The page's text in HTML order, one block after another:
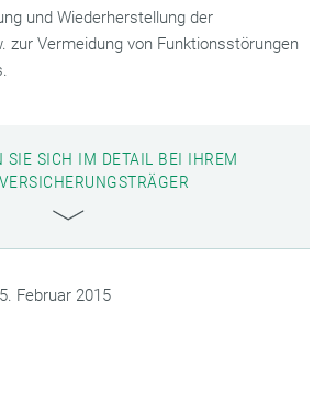
und Wiederherstellung der
zur Vermeidung von Funktionsstörungen
SIE SICH IM DETAIL BEI IHREM
Februar 2015